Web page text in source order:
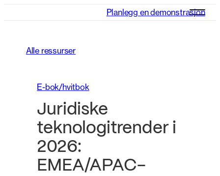
Planlegg en demonstrasjon
Alle ressurser
E-bok/hvitbok
Juridiske
teknologitrender i
2026:
EMEA/APAC-